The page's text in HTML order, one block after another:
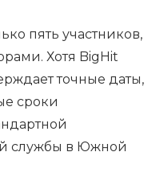
пять участников,
Хотя BigHit
точные даты,
сроки
службы в Южной